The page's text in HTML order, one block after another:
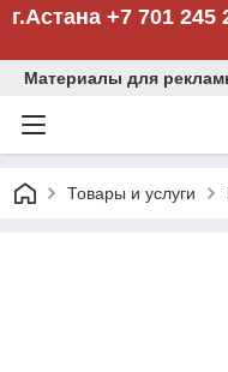
г.Астана +7 701
Материалы для
Товары и услуги